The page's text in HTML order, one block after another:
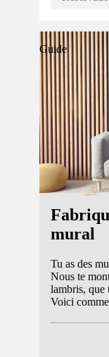
Guide
mural
Tu as des
Nous te
lambris, que
Voici